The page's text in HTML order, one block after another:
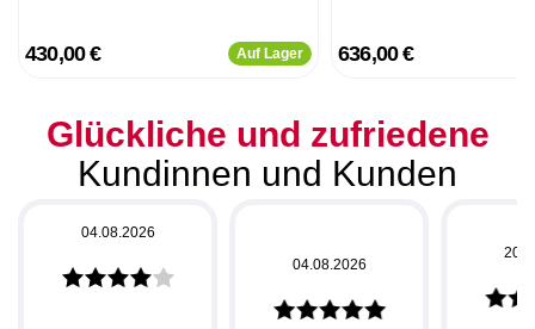
430,00 € Auf Lager 636,00 €
Glückliche und zufriedene
Kundinnen und Kunden
04.08.2026
04.08.2026